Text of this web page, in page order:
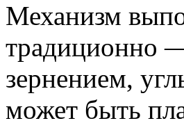
Механизм
традиционно
зернением,
может быть